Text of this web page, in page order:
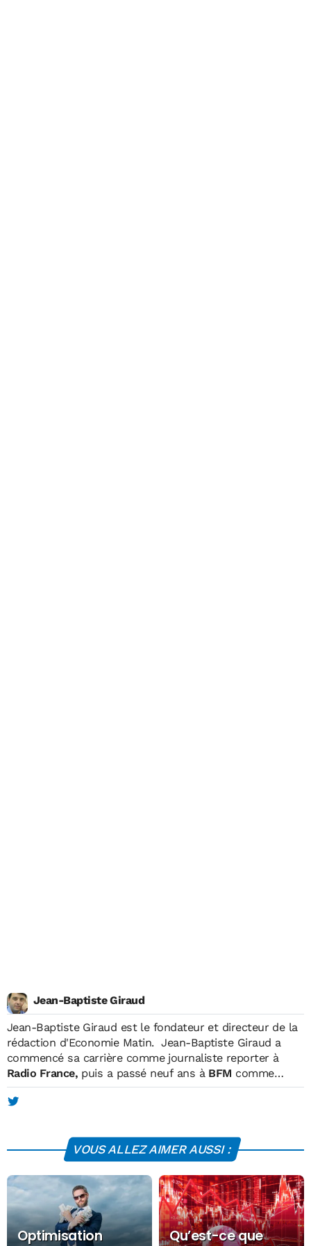
Jean-Baptiste Giraud
Jean-Baptiste Giraud est le fondateur et directeur de la
rédaction d'Economie Matin. Jean-Baptiste Giraud a
commencé sa carrière comme journaliste reporter à
Radio France,puis a passé neuf ans à BFM comme
reporter, matinalier, chroniqueur et intervieweur. En
parallèle, il était également journaliste pour
diffusés en prime-time.En 2004, il fonde Economie
Matin, qui devient le premier hebdomadaire économique
français. Celui-ci atteint une diffusion de 600.000
exemplaires (OJD) en juin 2006. Un fonds economique
espagnol prendra le contrôle de l'hebdomadaire en 2007.
Après avoir créé dans la foulée plusieurs entreprises
(Versailles Events,Versailles+ , Les Editions Digitales),
Jean-Baptiste Giraud a participé en 2010/2011 au
VOUS ALLEZ AIMER AUSSI :
Optimisation
Qu’est-ce que